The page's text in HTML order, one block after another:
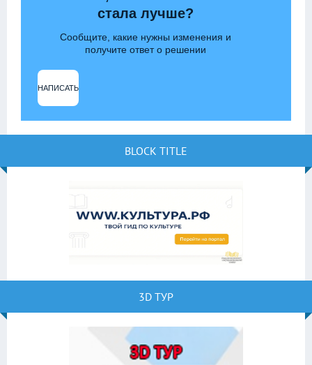
стала лучше?
Сообщите, какие нужны изменения и
получите ответ о решении
НАПИСАТЬ
BLOCK TITLE
3D ТУР